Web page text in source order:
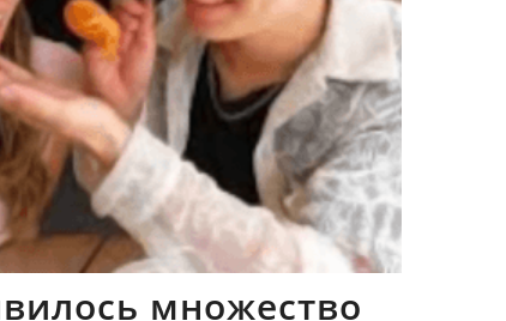
множество